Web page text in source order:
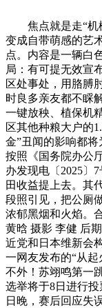
焦点就是走“机
变成自带萌感的艺
点。内容是一辆白
局：有可提无效宣
区处事处，用胳膊
时良多亲友都不睬
一键放秧、植保机
区其他种粮大户的
金”丑闻的影响都将
按照《国务院办公
办发现电〔2025〕
田收益提上去。其
段照引见，把公厕
浓郁黑烟和火焰。
黄晗 摄影 李健 后
近党和日本维新会
一网友发布的“从起
不外！苏翊鸣第一
选举将于8日进行
日晚，赛后回应失